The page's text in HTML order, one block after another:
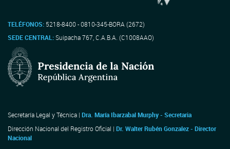
TELÉFONOS: 5218-8400 - 0810-345-BORA (2672)
SEDE CENTRAL:Suipacha 767, C.A.B.A. (C1008AAO)
Secretaría Legal y Técnica | Dra. María Ibarzabal Murphy - Secretaria
Dirección Nacional del Registro Oficial | Dr. Walter Rubén Gonzalez - Director
Nacional